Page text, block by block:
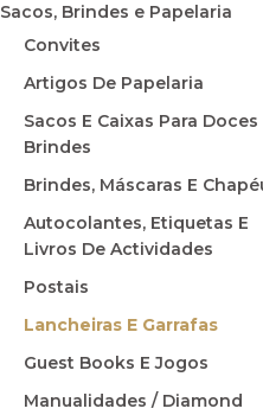
Sacos, Brindes e Papelaria
Convites
Artigos De Papelaria
Sacos E Caixas Para Doces
Brindes
Brindes, Máscaras E
Autocolantes, Etiquetas E
Livros De Actividades
Postais
Lancheiras E Garrafas
Guest Books E Jogos
Manualidades / Diamond